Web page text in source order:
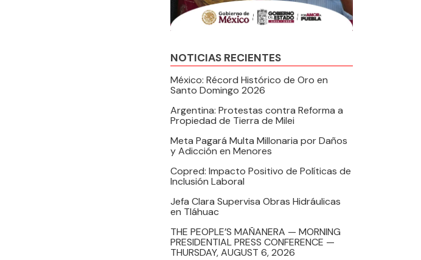
NOTICIAS RECIENTES
México: Récord Histórico de Oro en
Santo Domingo 2026
Argentina: Protestas contra Reforma a
Propiedad de Tierra de Milei
Meta Pagará Multa Millonaria por Daños
y Adicción en Menores
Copred: Impacto Positivo de Políticas de
Inclusión Laboral
Jefa Clara Supervisa Obras Hidráulicas
en Tláhuac
THE PEOPLE’S MAÑANERA — MORNING
PRESIDENTIAL PRESS CONFERENCE —
THURSDAY, AUGUST 6, 2026